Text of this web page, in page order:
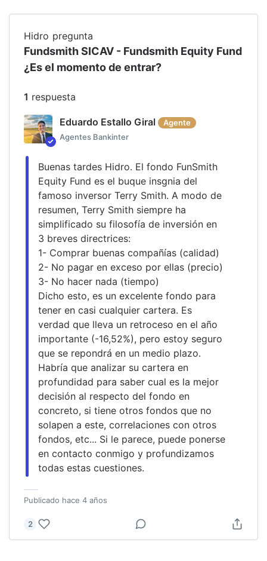
Hidro pregunta
Fundsmith SICAV - Fundsmith Equity Fund
¿Es el momento de entrar?
1 respuesta
Eduardo Estallo Giral
Agente
Agentes Bankinter
Buenas tardes Hidro. El fondo FunSmith
Equity Fund es el buque insgnia del
famoso inversor Terry Smith. A modo de
resumen, Terry Smith siempre ha
simplificado su filosofía de inversión en
3 breves directrices:
1- Comprar buenas compañías (calidad)
2- No pagar en exceso por ellas (precio)
3- No hacer nada (tiempo)
Dicho esto, es un excelente fondo para
tener en casi cualquier cartera. Es
verdad que lleva un retroceso en el año
importante (-16,52%), pero estoy seguro
que se repondrá en un medio plazo.
Habría que analizar su cartera en
profundidad para saber cual es la mejor
decisión al respecto del fondo en
concreto, si tiene otros fondos que no
solapen a este, correlaciones con otros
fondos, etc... Si le parece, puede ponerse
en contacto conmigo y profundizamos
todas estas cuestiones.
Publicado hace 4 años
2